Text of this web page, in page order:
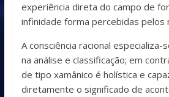
experiência direta do campo de
infinidade forma percebidas pelos
A consciência racional especializa-
na análise e classificação; em
de tipo xamânico é holística e
diretamente o significado de